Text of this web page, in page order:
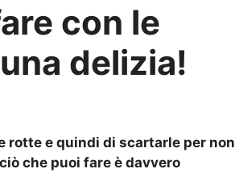
con le
delizia!
rotte e quindi di scartarle per non
che puoi fare è davvero